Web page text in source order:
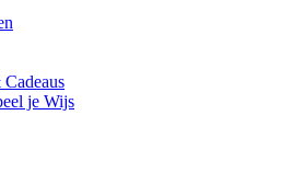
je Wijs